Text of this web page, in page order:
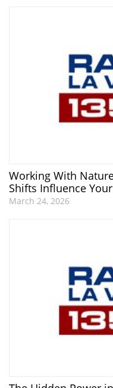
Working With
Shifts Influence
March 24, 2026